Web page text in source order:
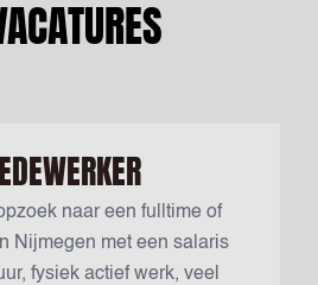
naar een fulltime of
Nijmegen met een salaris
fysiek actief werk, veel